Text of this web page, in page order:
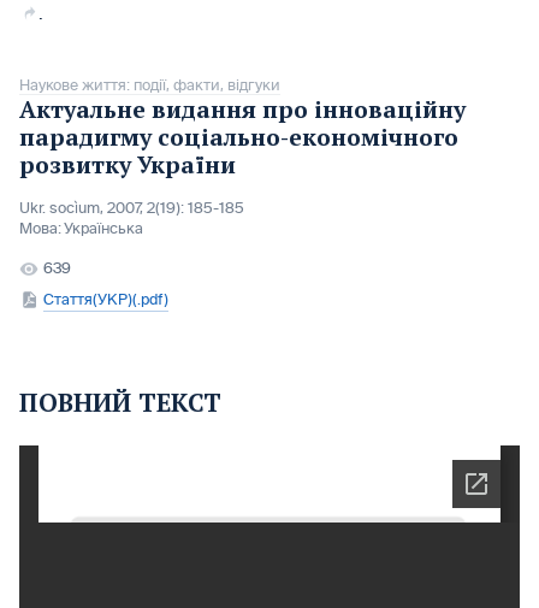
Наукове життя: події, факти, відгуки
Актуальне видання про інноваційну
парадигму соціально-економічного
розвитку України
Ukr. socìum, 2007, 2(19): 185-185
Мова:Українська
639
Стаття(УКР)(.pdf)
ПОВНИЙ ТЕКСТ